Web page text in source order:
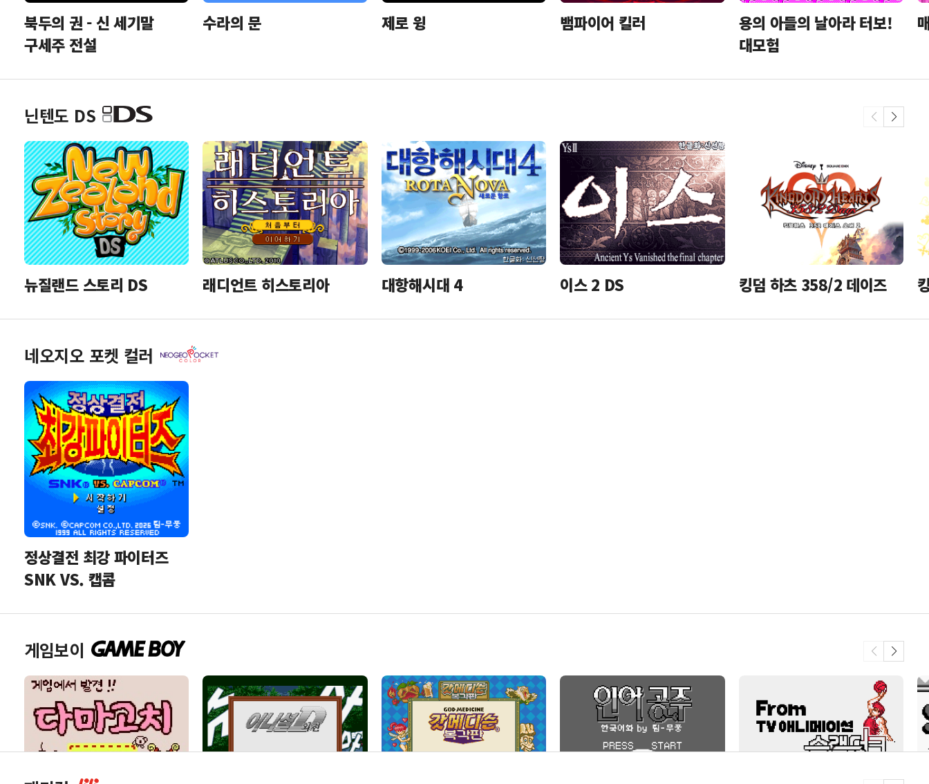
북두의 권 - 신 세기말
구세주 전설
수라의 문 제로 윙 뱀파이어 킬러
용의 아들의 날아라 터보!
대모험
닌텐도 DS
뉴질랜드 스토리 DS 래디언트 히스토리아 대항해시대 4 이스 2 DS 킹덤 하츠 358/2 데이즈
네오지오 포켓 컬러
정상결전 최강 파이터즈
SNK VS. 캡콤
게임보이